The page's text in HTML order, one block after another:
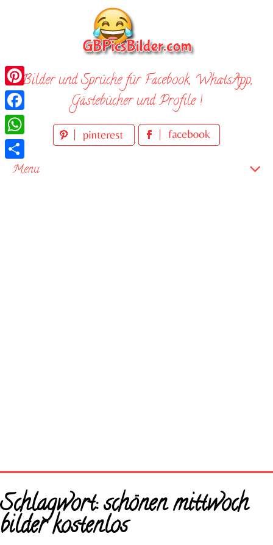
Bilder und Sprüche für Facebook, WhatsApp,
Gästebücher und Profile !
Menu
Startseite
Neue Bilder
Schlagwort:schönen mittwoch
bilder kostenlos
Pinterest
Facebook
WhatsApp
Teilen